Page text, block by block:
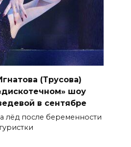
(Трусова)
шоу
в сентябре
лёд после беременности